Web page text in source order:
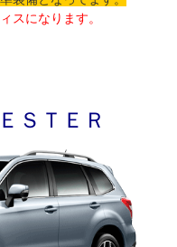
スになります。
ＳＴＥＲ